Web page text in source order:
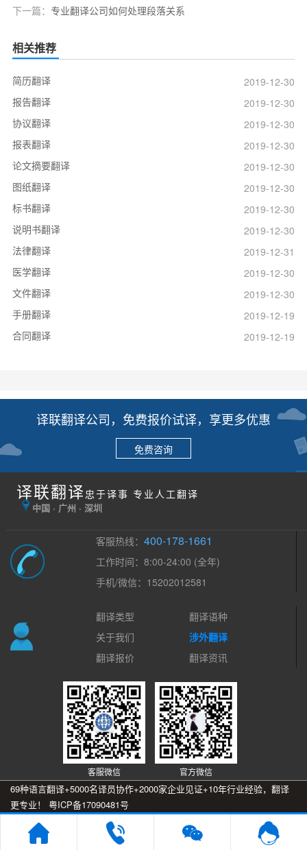
下一篇： 专业翻译公司如何处理段落关系
相关推荐
简历翻译
2019-12-30
报告翻译
2019-12-30
协议翻译
2019-12-30
报表翻译
2019-12-30
论文摘要翻译
2019-12-30
图纸翻译
2019-12-30
标书翻译
2019-12-30
说明书翻译
2019-12-30
法律翻译
2019-12-31
医学翻译
2019-12-30
文件翻译
2019-12-30
手册翻译
2019-12-19
合同翻译
2019-12-19
译联翻译公司，免费报价试译，享更多优惠
免费咨询

译联翻译 忠于译事 专业人工翻译
中国 · 广州 · 深圳
客服热线：400-178-1661
工作时间：8:00-24:00 (全年)
手机/微信：15202012581
翻译类型
翻译语种
关于我们
涉外翻译
翻译报价
翻译资讯
客服微信 官方微信
69种语言翻译+5000名译员协作+2000家企业见证+10年行业经验，翻译
更专业！ 粤ICP备17090481号